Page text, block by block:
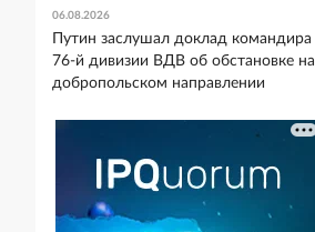
06.08.2026
Путин заслушал доклад командира
76-й дивизии ВДВ об обстановке на
добропольском направлении